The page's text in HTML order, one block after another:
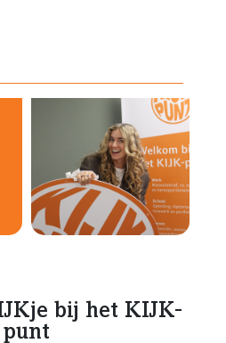
bij het KIJK-
punt